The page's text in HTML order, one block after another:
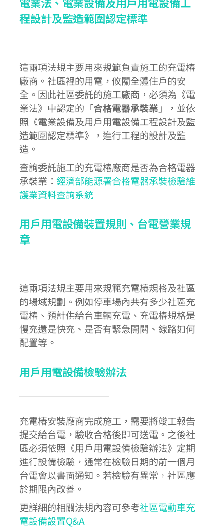
程設計及監造範圍認定標準
這兩項法規主要用來規範負責施工的充電樁
廠商。社區裡的用電，攸關全體住戶的安
全。因此社區委託的施工廠商，必須為《電
業法》中認定的「合格電器承裝業」，並依
照《電業設備及用戶用電設備工程設計及監
造範圍認定標準》，進行工程的設計及監
造。
查詢委託施工的充電樁廠商是否為合格電器
承裝業： 經濟部能源署合格電器承裝檢驗維
護業資料查詢系統
用戶用電設備裝置規則、台電營業規
章
這兩項法規主要用來規範充電樁規格及社區
的場域規劃。例如停車場內共有多少社區充
電樁、預計供給台車輛充電、充電樁規格是
慢充還是快充、是否有緊急開關、線路如何
配置等。
用戶用電設備檢驗辦法
充電樁安裝廠商完成施工，需要將竣工報告
提交給台電，驗收合格後即可送電。之後社
區必須依照《用戶用電設備檢驗辦法》定期
進行設備檢驗，通常在檢驗日期的前一個月
台電會以書面通知。若檢驗有異常，社區應
於期限內改善。
更詳細的相關法規內容可參考社區電動車充
電設備設置Q&A